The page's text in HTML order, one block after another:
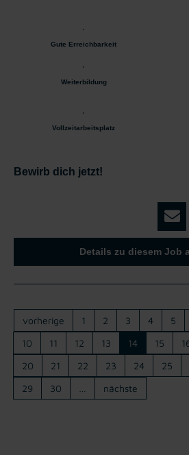
Gute Erreichbarkeit
Weiterbildung
Vollzeitarbeitsplatz
Bewirb dich jetzt!
Details zu diesem Job
vorherige 1 2 3 4 5
10
11 12 13 14 15
20
21 22 23 24 25
29
30 nächste